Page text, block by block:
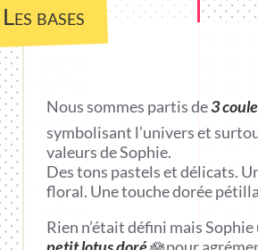
Les bases
Nous sommes partis de3
symbolisant l’univers et
valeurs de Sophie.
Des tons pastels et délicats.
floral. Une touche dorée
Rien n’était défini mais
petit lotus doré🪷pour